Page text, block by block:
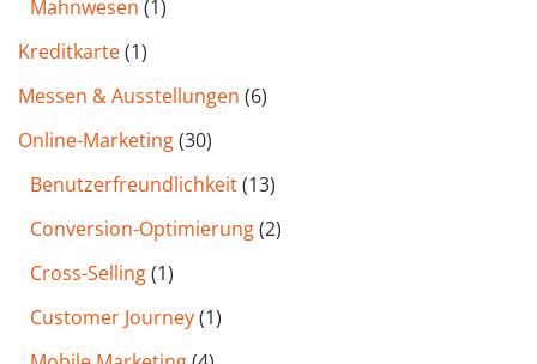
Mahnwesen (1)
Kreditkarte(1)
Messen & Ausstellungen (6)
Online-Marketing(30)
Benutzer­freund­lichkeit(13)
Conversion-Optimierung(2)
Cross-Selling(1)
Customer Journey(1)